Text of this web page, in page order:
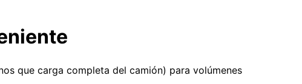
que carga completa del camión) para volúmenes